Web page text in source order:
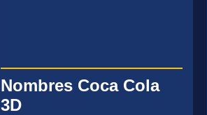
Nombres Coca Cola
3D